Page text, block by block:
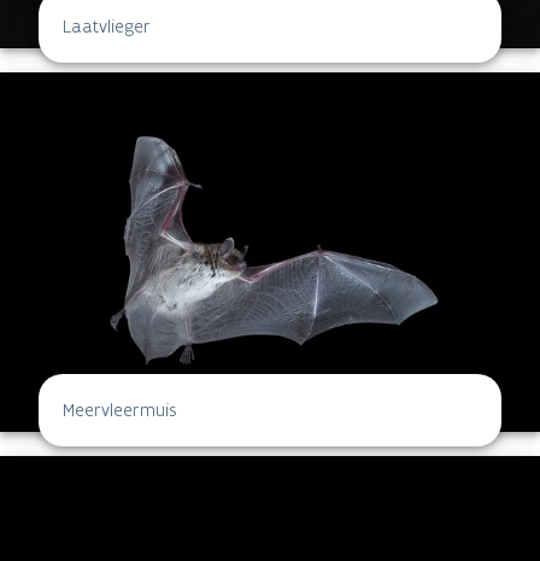
Laatvlieger
Meervleermuis